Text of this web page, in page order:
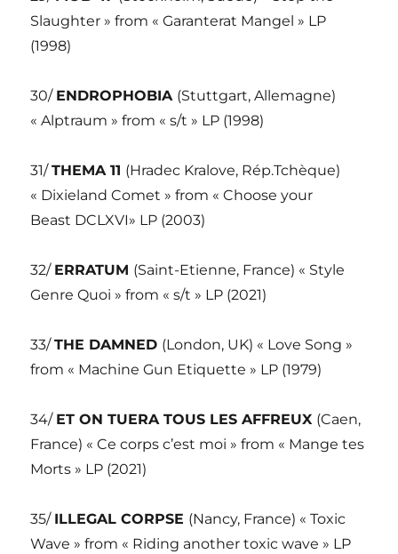
Slaughter » from « Garanterat Mangel » LP
(1998)
30/ ENDROPHOBIA (Stuttgart, Allemagne)
« Alptraum » from « s/t » LP (1998)
31/THEMA 11 (Hradec Kralove, Rép.Tchèque)
« Dixieland Comet » from « Choose your
Beast DCLXVI» LP (2003)
32/ ERRATUM (Saint-Etienne, France) « Style
Genre Quoi » from « s/t » LP (2021)
33/THE DAMNED (London, UK) « Love Song »
from « Machine Gun Etiquette » LP (1979)
34/ ET ON TUERA TOUS LES AFFREUX (Caen,
France) « Ce corps c’est moi » from « Mange tes
Morts » LP (2021)
35/ ILLEGAL CORPSE (Nancy, France) « Toxic
Wave » from « Riding another toxic wave » LP